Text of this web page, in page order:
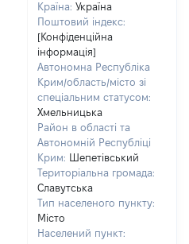
Країна: Україна
Поштовий індекс:
[Конфіденційна
інформація]
Автономна Республіка
Крим/область/місто зі
спеціальним статусом:
Хмельницька
Район в області та
Автономній Республіці
Крим:
Шепетівський
Територіальна громада:
Славутська
Тип населеного пункту:
Місто
Населений пункт: